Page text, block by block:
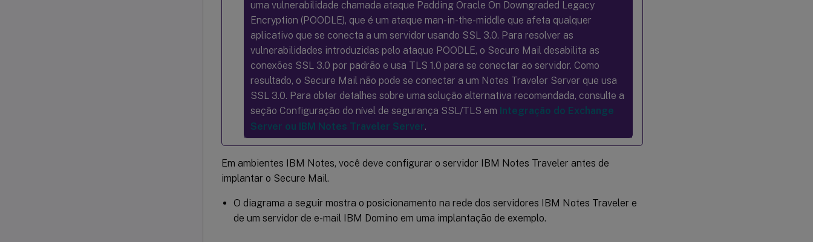
uma vulnerabilidade chamada ataque Padding Oracle On Downgraded Legacy
Encryption (POODLE), que é um ataque man-in-the-middle que afeta qualquer
aplicativo que se conecta a um servidor usando SSL 3.0. Para resolver as
vulnerabilidades introduzidas pelo ataque POODLE, o Secure Mail desabilita as
conexões SSL 3.0 por padrão e usa TLS 1.0 para se conectar ao servidor. Como
resultado, o Secure Mail não pode se conectar a um Notes Traveler Server que usa
SSL 3.0. Para obter detalhes sobre uma solução alternativa recomendada, consulte a
seção Configuração do nível de segurança SSL/TLS em Integração do Exchange
Server ou IBM Notes Traveler Server.
Em ambientes IBM Notes, você deve configurar o servidor IBM Notes Traveler antes de
implantar o Secure Mail.
O diagrama a seguir mostra o posicionamento na rede dos servidores IBM Notes Traveler e
de um servidor de e-mail IBM Domino em uma implantação de exemplo.